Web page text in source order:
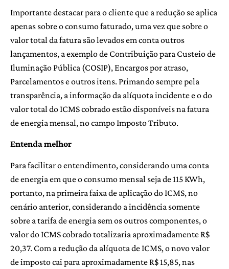
Importante destacar para o cliente que a redução se aplica
apenas sobre o consumo faturado, uma vez que sobre o
valor total da fatura são levados em conta outros
lançamentos, a exemplo de Contribuição para Custeio de
Iluminação Pública (COSIP), Encargos por atraso,
Parcelamentos e outros itens. Primando sempre pela
transparência, a informação da alíquota incidente e o do
valor total do ICMS cobrado estão disponíveis na fatura
de energia mensal, no campo Imposto Tributo.
Entenda melhor
Para facilitar o entendimento, considerando uma conta
de energia em que o consumo mensal seja de 115 KWh,
portanto, na primeira faixa de aplicação do ICMS, no
cenário anterior, considerando a incidência somente
sobre a tarifa de energia sem os outros componentes, o
valor do ICMS cobrado totalizaria aproximadamente R$
20,37. Com a redução da alíquota de ICMS, o novo valor
de imposto cai para aproximadamente R$ 15,85, nas